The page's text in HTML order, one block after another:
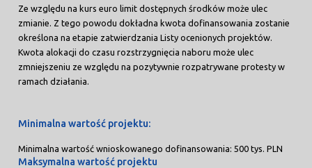
Ze względu na kurs euro limit dostępnych środków może ulec
zmianie. Z tego powodu dokładna kwota dofinansowania zostanie
określona na etapie zatwierdzania Listy ocenionych projektów.
Kwota alokacji do czasu rozstrzygnięcia naboru może ulec
zmniejszeniu ze względu na pozytywnie rozpatrywane protesty w
ramach działania.
Minimalna wartość projektu:
Minimalna wartość wnioskowanego dofinansowania: 500 tys. PLN
Maksymalna wartość projektu